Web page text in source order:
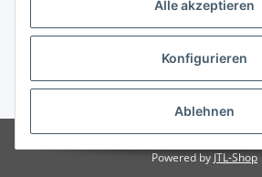
Alle akzeptieren
Konfigurieren
Ablehnen
Vertrag widerrufen
* Alle Preise inkl. gesetzlicher USt., zzgl.
Powered by JTL-Shop